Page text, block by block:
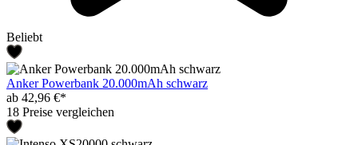
Beliebt
Anker Powerbank 20.000mAh schwarz
ab 42,96 €*
18 Preise vergleichen